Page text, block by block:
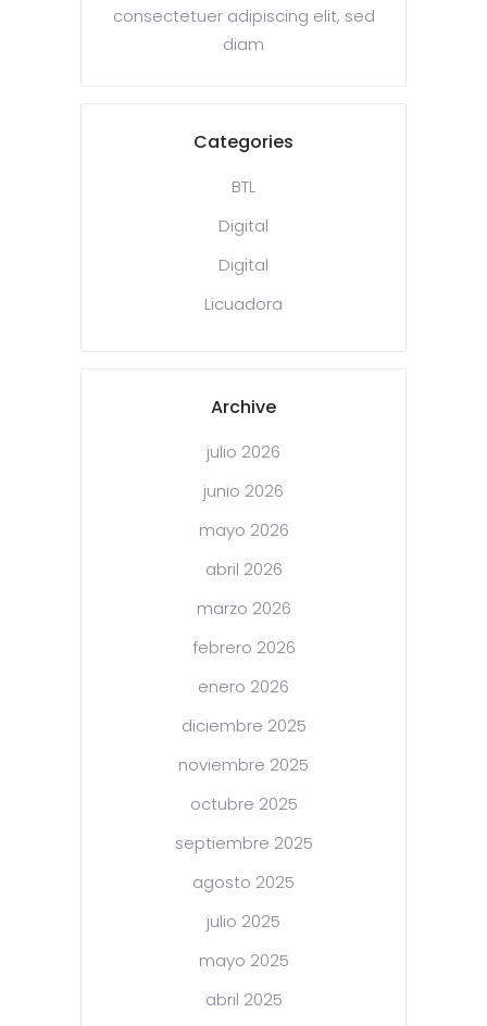
consectetuer adipiscing elit, sed
diam
Categories
BTL
Digital
Digital
Licuadora
Archive
julio 2026
junio 2026
mayo 2026
abril 2026
marzo 2026
febrero 2026
enero 2026
diciembre 2025
noviembre 2025
octubre 2025
septiembre 2025
agosto 2025
julio 2025
mayo 2025
abril 2025